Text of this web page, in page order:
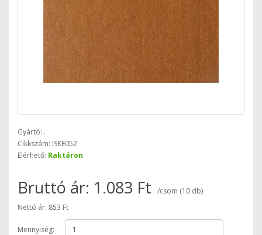
Gyártó: .
Cikkszám: ISKE052
Elérhető: Raktáron
Bruttó ár: 1.083 Ft
/csom (10 db)
Nettó ár: 853 Ft
Mennyiség: